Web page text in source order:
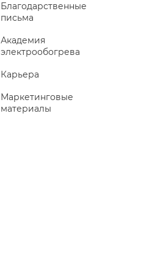
Благодарственные
письма
Академия
электрообогрева
Карьера
Маркетинговые
материалы